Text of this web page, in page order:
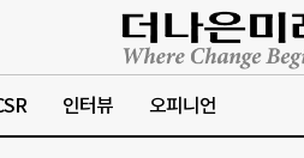
인터뷰 오피니언